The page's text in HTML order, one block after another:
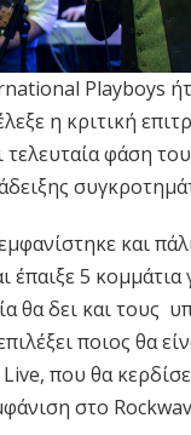
Playboys
η κριτική
τελευταία φάση
και
έπαιξε 5 κομμάτια
θα δει και τους
ποιος θα
που θα
στο